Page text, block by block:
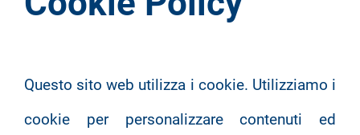
Questo sito web utilizza i cookie. Utilizziamo i
cookie per personalizzare contenuti ed